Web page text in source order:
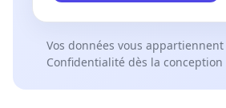
Vos données vous appartiennent
Confidentialité dès la conception